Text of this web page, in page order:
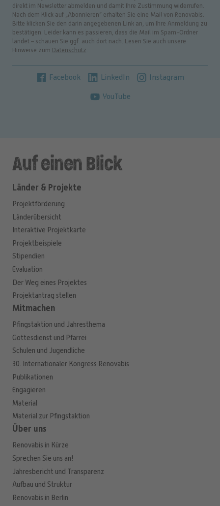
direkt im Newsletter abmelden und damit Ihre Zustimmung widerrufen.
Nach dem Klick auf „Abonnieren“ erhalten Sie eine Mail von Renovabis.
Bitte klicken Sie den darin angegebenen Link an, um Ihre Anmeldung zu
bestätigen. Leider kann es passieren, dass die Mail im Spam-Ordner
landet – schauen Sie ggf. auch dort nach. Lesen Sie auch unsere
Hinweise zum Datenschutz
Facebook LinkedIn Instagram
YouTube
Auf einen Blick
Länder & Projekte
Projektförderung
Länderübersicht
Interaktive Projektkarte
Projektbeispiele
Stipendien
Evaluation
Der Weg eines Projektes
Projektantrag stellen
Mitmachen
Pfingstaktion und Jahresthema
Gottesdienst und Pfarrei
Schulen und Jugendliche
30. Internationaler Kongress Renovabis
Publikationen
Engagieren
Material
Material zur Pfingstaktion
Über uns
Renovabis in Kürze
Sprechen Sie uns an!
Jahresbericht und Transparenz
Aufbau und Struktur
Renovabis in Berlin